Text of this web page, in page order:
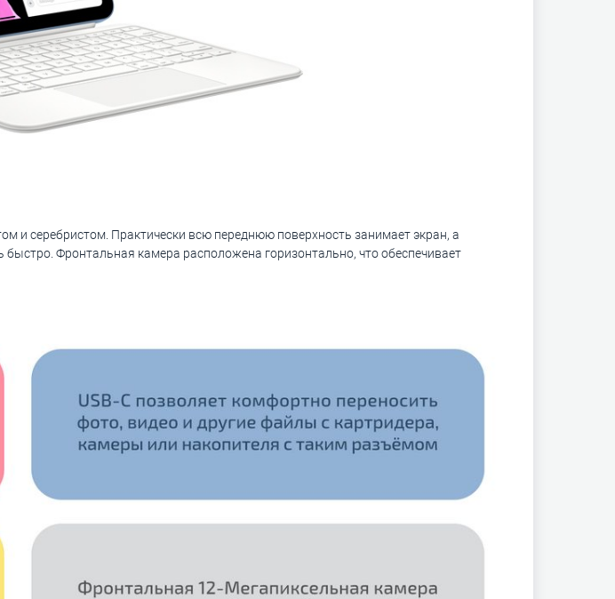
и серебристом. Практически всю переднюю поверхность занимает экран, а
быстро. Фронтальная камера расположена горизонтально, что обеспечивает